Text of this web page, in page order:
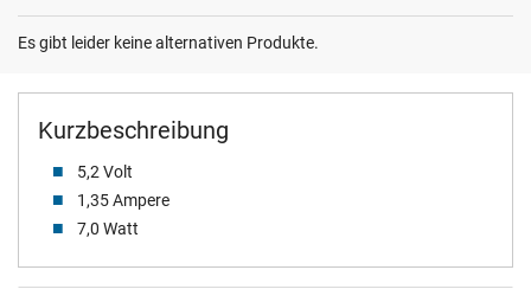
Kurzbeschreibung
5,2 Volt
1,35 Ampere
7,0 Watt
Es gibt leider keine alternativen Produkte.